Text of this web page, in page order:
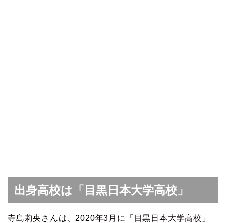
出身高校は「目黒日本大学高校」
寺島莉央さんは、2020年3月に「目黒日本大学高校」